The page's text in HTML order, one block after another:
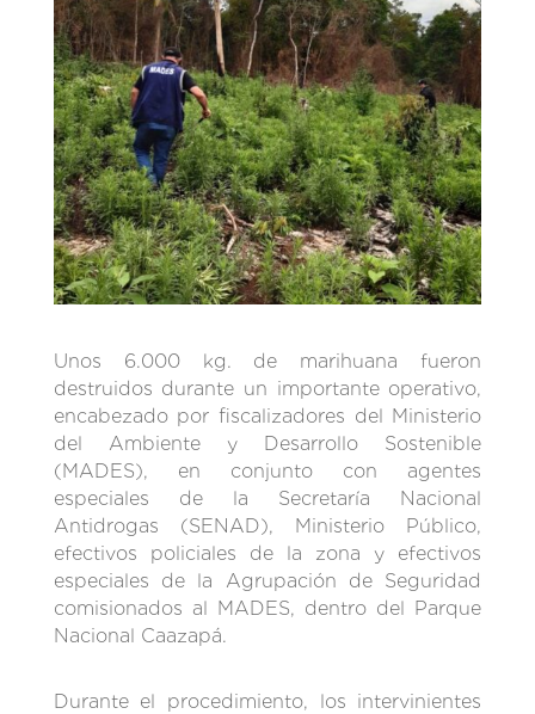
Unos 6.000 kg. de marihuana fueron
destruidos durante un importante operativo,
encabezado por fiscalizadores del Ministerio
del Ambiente y Desarrollo Sostenible
(MADES), en conjunto con agentes
especiales de la Secretaría Nacional
Antidrogas (SENAD), Ministerio Público,
efectivos policiales de la zona y efectivos
especiales de la Agrupación de Seguridad
comisionados al MADES, dentro del Parque
Nacional Caazapá.
Durante el procedimiento, los intervinientes